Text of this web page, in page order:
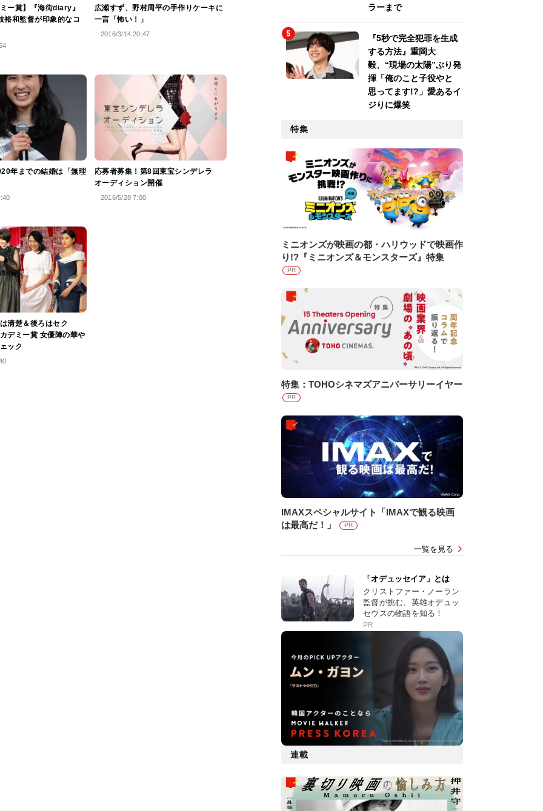
ー賞】『海街diary』
裕和監督が印象的なコ
広瀬すず、野村周平の手作りケーキに
一言「怖い！」
2016/3/14 20:47
年までの結婚は「無理
応募者募集！第8回東宝シンデレラ
オーディション開催
2016/5/28 7:00
清楚＆後ろはセク
デミー賞 女優陣の華や
ック
ラーまで
『5秒で完全犯罪を生成
する方法』重岡大
毅、“現場の太陽”ぶり発
揮「俺のこと子役やと
思ってます!?」愛あるイ
ジりに爆笑
特集
ミニオンズが映画の都・ハリウッドで映画作
り!?『ミニオンズ＆モンスターズ』特集
PR
特集：TOHOシネマズアニバーサリーイヤー
PR
IMAXスペシャルサイト「IMAXで観る映画
は最高だ！」
PR
一覧を見る
「オデュッセイア」とは
クリストファー・ノーラン
監督が挑む、英雄オデュッ
セウスの物語を知る！
PR
連載